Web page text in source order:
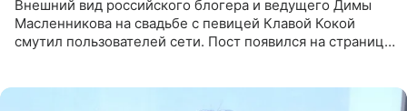
Внешний вид российского блогера и ведущего Димы
Масленникова на свадьбе с певицей Клавой Кокой
смутил пользователей сети. Пост появился на странице